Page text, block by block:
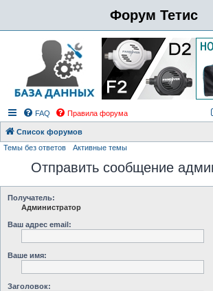
Форум Тетис
FAQ Правила форума
Список форумов
Темы без ответов Активные темы
Отправить сообщение
Получатель:
Администратор
Ваш адрес email:
Ваше имя:
Заголовок: